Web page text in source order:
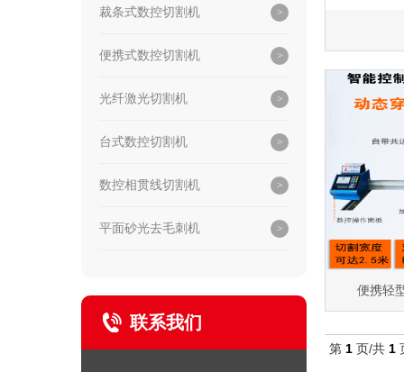
裁条式数控切割机
便携式数控切割机
光纤激光切割机
台式数控切割机
数控相贯线切割机
平面砂光去毛刺机
联系我们
便携轻
第 1 页/共 1